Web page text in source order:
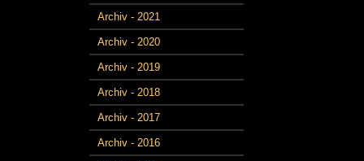
Archiv - 2021
Archiv - 2020
Archiv - 2019
Archiv - 2018
Archiv - 2017
Archiv - 2016